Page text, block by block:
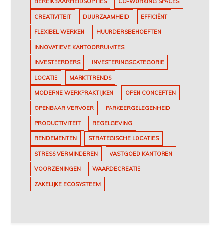
BEREIKBAARHEIDSOPTIES CO-WORKING SPACES
CREATIVITEIT DUURZAAMHEID EFFICIËNT
FLEXIBEL WERKEN HUURDERSBEHOEFTEN
INNOVATIEVE KANTOORRUIMTES
INVESTEERDERS INVESTERINGSCATEGORIE
LOCATIE MARKTTRENDS
MODERNE WERKPRAKTIJKEN OPEN CONCEPTEN
OPENBAAR VERVOER PARKEERGELEGENHEID
PRODUCTIVITEIT REGELGEVING
RENDEMENTEN STRATEGISCHE LOCATIES
STRESS VERMINDEREN VASTGOED KANTOREN
VOORZIENINGEN WAARDECREATIE
ZAKELIJKE ECOSYSTEEM